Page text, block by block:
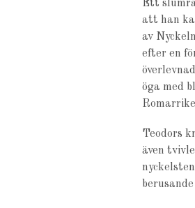
Ett
att han
av
efter en
öga med
Teodors
även